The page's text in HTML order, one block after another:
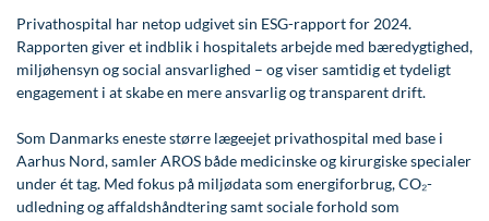
Lunge-astma-allergi
Mave-tarm kirurgi
Menopause- og hormonterapi
Neurologi (hjerne-nervesygdomme)
Onkologi (kræftsygdomme)
Ar og strækmærker
Uønsket hårvækst
Hårtab
Aldersprægede håndrygge
Kropsforyngelse og opstramning
Plasmaprodukter i æstetisk, kosmetisk og anti-
aging medicin
Skriv dig op
Udskrivelse
Kontakt os & Find vej
Kvalitet og patienttilfredshed
Nyttige links
Parkering og opladning på AROS Privathospital
Persondatapolitik på AROS
Vores mål
Privathospital har netop udgivet sin ESG-rapport for 2024.
Rapporten giver et indblik i hospitalets arbejde med bæredygtighed,
miljøhensyn og social ansvarlighed – og viser samtidig et tydeligt
engagement i at skabe en mere ansvarlig og transparent drift.
Som Danmarks eneste større lægeejet privathospital med base i
Aarhus Nord, samler AROS både medicinske og kirurgiske specialer
under ét tag. Med fokus på miljødata som energiforbrug, CO₂-
udledning og affaldshåndtering samt sociale forhold som